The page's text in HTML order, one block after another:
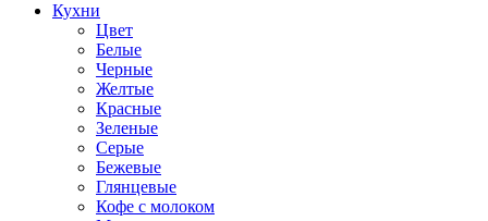
Кухни
Цвет
Белые
Черные
Желтые
Красные
Зеленые
Серые
Бежевые
Глянцевые
Кофе с молоком